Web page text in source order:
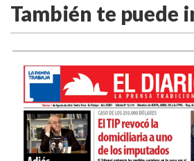
También te puede